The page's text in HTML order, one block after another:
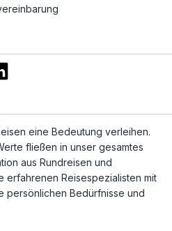
eine Bedeutung verleihen.
fließen in unser gesamtes
aus Rundreisen und
erfahrenen Reisespezialisten mit
persönlichen Bedürfnisse und